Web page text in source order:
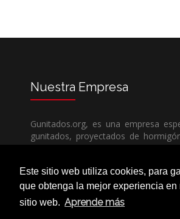
Este sitio web utiliza cookies, para
que obtenga la mejor experiencia en
sitio web. Aprende más
Nuestra Empresa
Gunitados.org, es una empresa
gunitados, proyectados de
con todos los medios humanos y
competencia.
Si necesita una empresa de